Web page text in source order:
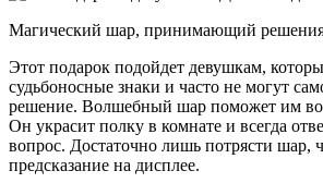
Магический шар, принимающий
Этот подарок подойдет девушкам,
судьбоносные знаки и часто не могут
решение. Волшебный шар поможет им во
Он украсит полку в комнате и всегда
вопрос. Достаточно лишь потрясти шар,
предсказание на дисплее.